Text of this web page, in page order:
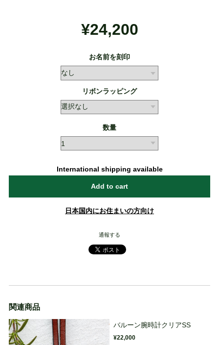
¥24,200
お名前を刻印
リボンラッピング
数量
International shipping available
Add to cart
日本国内にお住まいの方向け
通報する
関連商品
バルーン腕時計クリアSS
¥22,000